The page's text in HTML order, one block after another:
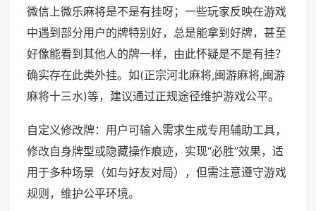
微信上微乐麻将是不是有挂呀；一些玩家反映在游戏
中遇到部分用户的牌特别好，总是能拿到好牌，甚至
好像能看到其他人的牌一样，由此怀疑是不是有挂？
确实存在此类外挂。如(正宗河北麻将,闽游麻将,闽游
麻将十三水)等，建议通过正规途径维护游戏公平。
自定义修改牌：用户可输入需求生成专用辅助工具，
修改自身牌型或隐藏操作痕迹，实现“必胜”效果，适
用于多种场景（如与好友对局），但需注意遵守游戏
规则，维护公平环境。